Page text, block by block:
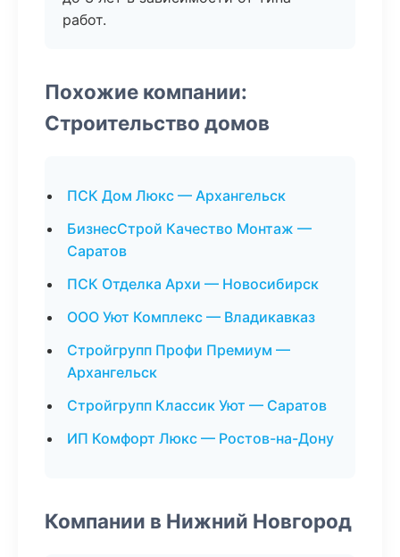
работ.
Похожие компании:
Строительство домов
ПСК Дом Люкс — Архангельск
БизнесСтрой Качество Монтаж —
Саратов
ПСК Отделка Архи — Новосибирск
ООО Уют Комплекс — Владикавказ
Стройгрупп Профи Премиум —
Архангельск
Стройгрупп Классик Уют — Саратов
ИП Комфорт Люкс — Ростов-на-Дону
Компании в Нижний Новгород